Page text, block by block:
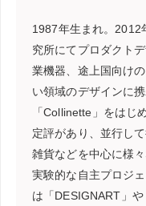
1987年生まれ。2012
究所にてプロダクト
業機器、途上国向け
い領域のデザインに
「Collinette」をはじ
定評があり、並行し
雑貨などを中心に様
実験的な自主プロジ
は「DESIGNART」